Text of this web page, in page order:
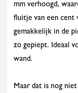
mm verhoogd,
fluitje van een cent
gemakkelijk in de
zo gepiept. Ideaal
wand.
Maar dat is nog